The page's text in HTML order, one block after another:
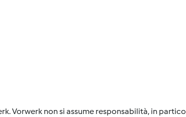
Vorwerk non si assume responsabilità, in